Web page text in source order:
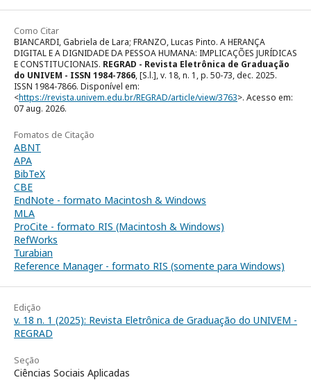
Como Citar
BIANCARDI, Gabriela de Lara; FRANZO, Lucas Pinto. A HERANÇA
DIGITAL E A DIGNIDADE DA PESSOA HUMANA: IMPLICAÇÕES JURÍDICAS
E CONSTITUCIONAIS. REGRAD - Revista Eletrônica de Graduação
do UNIVEM - ISSN 1984-7866, [S.l.], v. 18, n. 1, p. 50-73, dec. 2025.
ISSN 1984-7866. Disponível em:
<https://revista.univem.edu.br/REGRAD/article/view/3763>. Acesso em:
07 aug. 2026.
Fomatos de Citação
ABNT
APA
BibTeX
CBE
EndNote - formato Macintosh & Windows
MLA
ProCite - formato RIS (Macintosh & Windows)
RefWorks
Turabian
Reference Manager - formato RIS (somente para Windows)
Edição
v. 18 n. 1 (2025): Revista Eletrônica de Graduação do UNIVEM -
REGRAD
Seção
Ciências Sociais Aplicadas